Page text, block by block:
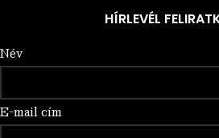
HÍRLEVÉL
Név
E-mail cím